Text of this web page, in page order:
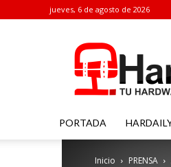
jueves, 6 de agosto de 2026
PORTADA
Inicio PRENSA